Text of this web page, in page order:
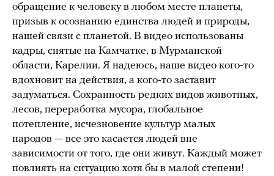
обращение к человеку в любом месте планеты,
призыв к осознанию единства людей и природы,
нашей связи с планетой. В видео использованы
кадры, снятые на Камчатке, в Мурманской
области, Карелии. Я надеюсь, наше видео кого-то
вдохновит на действия, а кого-то заставит
задуматься. Сохранность редких видов животных,
лесов, переработка мусора, глобальное
потепление, исчезновение культур малых
народов — все это касается людей вне
зависимости от того, где они живут. Каждый может
повлиять на ситуацию хотя бы в малой степени!